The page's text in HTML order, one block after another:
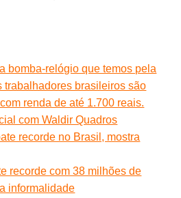
bomba-relógio que temos pela
trabalhadores brasileiros são
renda de até 1.700 reais.
com Waldir Quadros
recorde no Brasil, mostra
recorde com 38 milhões de
informalidade